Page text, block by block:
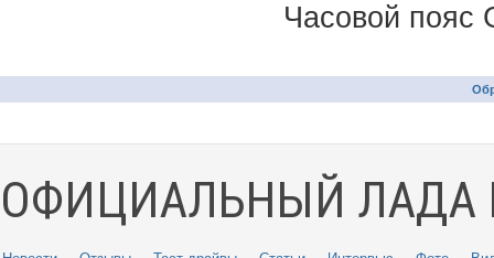
Часовой пояс
ОФИЦИАЛЬНЫЙ ЛАДА